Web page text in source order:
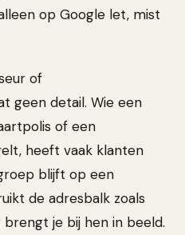
op Google let, mist
of
geen detail. Wie een
of een
heeft vaak klanten
blijft op een
de adresbalk zoals
je bij hen in beeld.